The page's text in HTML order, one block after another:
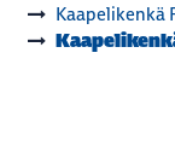
Kaapelikenkä